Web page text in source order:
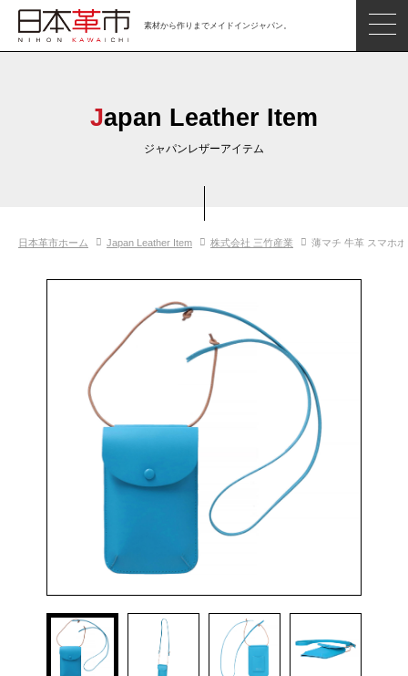
素材から作りまでメイドインジャパン。
革市通信
日本の革の良さを知ろう
閲覧したアイテム
Japan Leather Item
ジャパンレザーアイテム
日本革市ホーム Japan Leather Item 株式会社 三竹産業 薄マチ 牛革 スマホ